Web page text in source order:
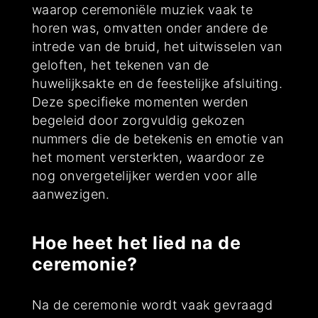
waarop ceremoniële muziek vaak te
horen was, omvatten onder andere de
intrede van de bruid, het uitwisselen van
geloften, het tekenen van de
huwelijksakte en de feestelijke afsluiting.
Deze specifieke momenten werden
begeleid door zorgvuldig gekozen
nummers die de betekenis en emotie van
het moment versterkten, waardoor ze
nog onvergetelijker werden voor alle
aanwezigen.
Hoe heet het lied na de
ceremonie?
Na de ceremonie wordt vaak gevraagd